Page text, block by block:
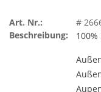
Art. Nr.:
#
Beschreibung: